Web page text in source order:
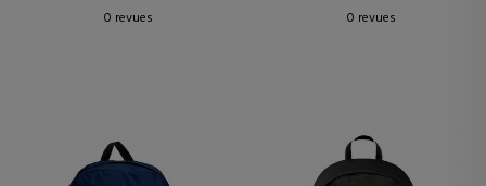
0 revues
0 revues